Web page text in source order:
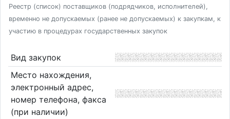
Реестр (список) поставщиков (подрядчиков, исполнителей),
временно не допускаемых (ранее не допускаемых) к закупкам, к
участию в процедурах государственных закупок
Вид закупок
Место нахождения,
электронный адрес,
номер телефона, факса
(при наличии)